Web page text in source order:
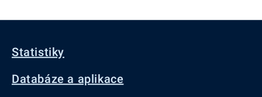
Statistiky
Databáze a aplikace